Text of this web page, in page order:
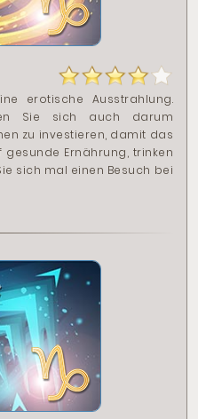
erotische Ausstrahlung.
Sie sich auch darum
zu investieren, damit das
Ernährung, trinken
sich mal einen Besuch bei